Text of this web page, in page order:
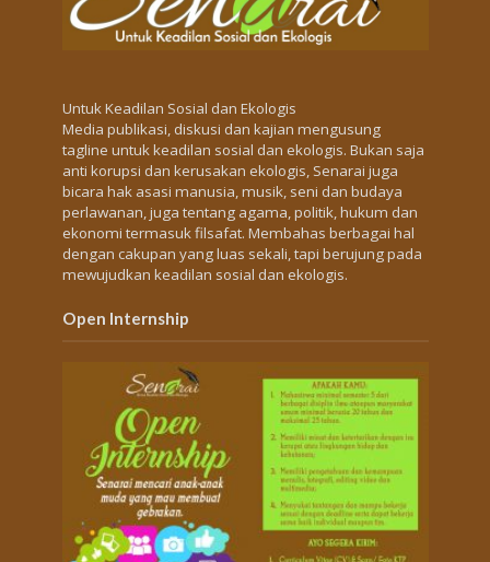
Untuk Keadilan Sosial dan Ekologis
Media publikasi, diskusi dan kajian mengusung
tagline untuk keadilan sosial dan ekologis. Bukan saja
anti korupsi dan kerusakan ekologis, Senarai juga
bicara hak asasi manusia, musik, seni dan budaya
perlawanan, juga tentang agama, politik, hukum dan
ekonomi termasuk filsafat. Membahas berbagai hal
dengan cakupan yang luas sekali, tapi berujung pada
mewujudkan keadilan sosial dan ekologis.
Open Internship